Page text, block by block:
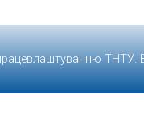
працевлаштуванню ТНТУ.